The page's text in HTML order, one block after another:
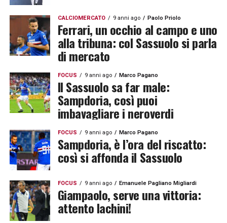
CALCIOMERCATO 9 anni ago Paolo Priolo
Ferrari, un occhio al campo e uno
alla tribuna: col Sassuolo si parla
di mercato
FOCUS 9 anni ago Marco Pagano
Il Sassuolo sa far male:
Sampdoria, così puoi
imbavagliare i neroverdi
FOCUS 9 anni ago Marco Pagano
Sampdoria, è l’ora del riscatto:
così si affonda il Sassuolo
FOCUS 9 anni ago Emanuele Pagliano Migliardi
Giampaolo, serve una vittoria:
attento Iachini!